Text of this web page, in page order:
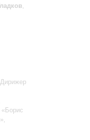
,
«Борис